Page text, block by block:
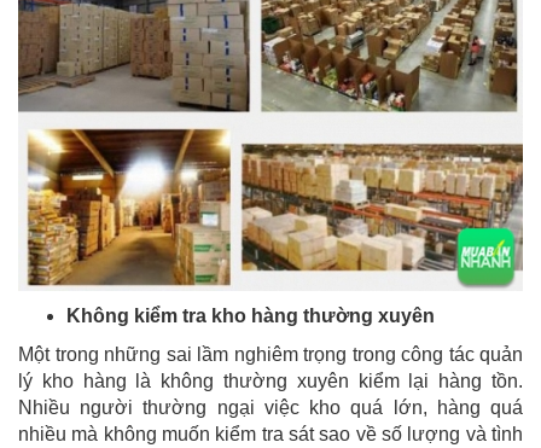
Không kiểm tra kho hàng thường xuyên
Một trong những sai lầm nghiêm trọng trong công tác quản
lý kho hàng là không thường xuyên kiểm lại hàng tồn.
Nhiều người thường ngại việc kho quá lớn, hàng quá
nhiều mà không muốn kiểm tra sát sao về số lượng và tình